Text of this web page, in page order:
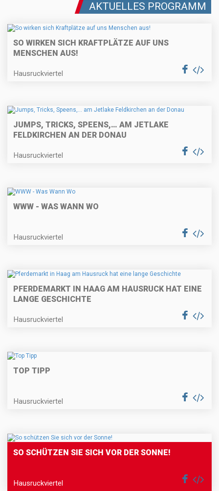
AKTUELLES PROGRAMM
SO WIRKEN SICH KRAFTPLÄTZE AUF UNS
MENSCHEN AUS!
Hausruckviertel
JUMPS, TRICKS, SPEENS,… AM JETLAKE
FELDKIRCHEN AN DER DONAU
Hausruckviertel
WWW - WAS WANN WO
Hausruckviertel
PFERDEMARKT IN HAAG AM HAUSRUCK HAT EINE
LANGE GESCHICHTE
Hausruckviertel
TOP TIPP
Hausruckviertel
SO SCHÜTZEN SIE SICH VOR DER SONNE!
Hausruckviertel